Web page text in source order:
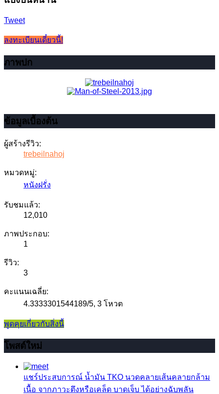
Tweet
ลงทะเบียนเดี๋ยวนี้!
ภาพปก
ข้อมูลเบื้องต้น
ผู้สร้างรีวิว:
trebeilnahoj
หมวดหมู่:
หนังฝรั่ง
รับชมแล้ว:
12,010
ภาพประกอบ:
1
รีวิว:
3
คะแนนเฉลี่ย:
4.3333301544189/5, 3 โหวต
พูดคุยเกี่ยวกับสิ่งนี้
โพสต์ใหม่
แชร์ประสบการณ์ น้ำมัน TKO นวดคลายเส้นคลายกล้าม
เนื้อ จากภาวะตึงหรือเคล็ด บาดเจ็บ ได้อย่างฉับพลัน